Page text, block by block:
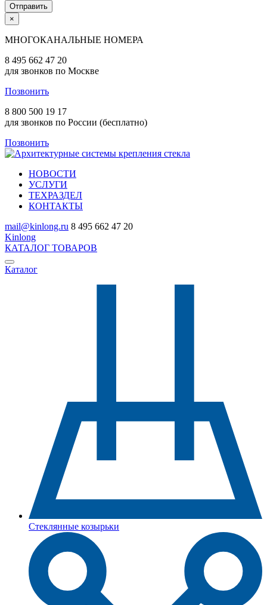
×
МНОГОКАНАЛЬНЫЕ НОМЕРА
8 495 662 47 20
для звонков по Москве
Позвонить
8 800 500 19 17
для звонков по России (бесплатно)
Позвонить
НОВОСТИ
УСЛУГИ
ТЕХРАЗДЕЛ
КОНТАКТЫ
mail@kinlong.ru 8 495 662 47 20
Kinlong
КАТАЛОГ ТОВАРОВ
Каталог
Стеклянные козырьки